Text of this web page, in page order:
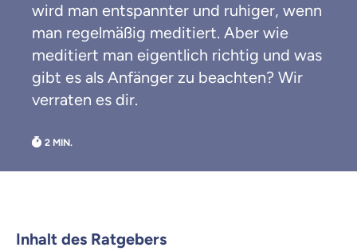
wird man entspannter und ruhiger, wenn
man regelmäßig meditiert. Aber wie
meditiert man eigentlich richtig und was
gibt es als Anfänger zu beachten? Wir
verraten es dir.
Inhalt des Ratgebers
Weil es uns wichtig ist, dass
du dich gut beraten fühlst.
Objektive und faire Beratung
uns entscheidest.
Versicherungen zu verstehen